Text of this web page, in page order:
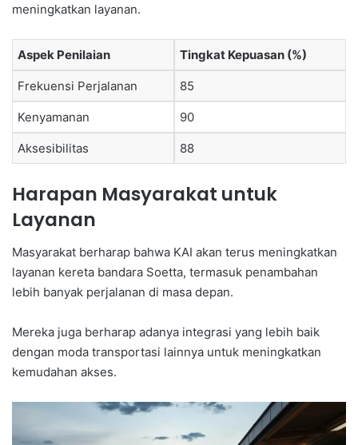
meningkatkan layanan.
Aspek Penilaian Tingkat Kepuasan (%)
Frekuensi Perjalanan 85
Kenyamanan 90
Aksesibilitas 88
Harapan Masyarakat untuk
Layanan
Masyarakat berharap bahwa KAI akan terus meningkatkan
layanan kereta bandara Soetta, termasuk penambahan
lebih banyak perjalanan di masa depan.
Mereka juga berharap adanya integrasi yang lebih baik
dengan moda transportasi lainnya untuk meningkatkan
kemudahan akses.